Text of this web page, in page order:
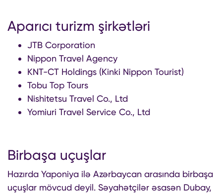
Aparıcı turizm şirkətləri
JTB Corporation
Nippon Travel Agency
KNT-CT Holdings (Kinki Nippon Tourist)
Tobu Top Tours
Nishitetsu Travel Co., Ltd
Yomiuri Travel Service Co., Ltd
Birbaşa uçuşlar
Hazırda Yaponiya ilə Azərbaycan arasında birbaşa
uçuşlar mövcud deyil. Səyahətçilər əsasən Dubay,